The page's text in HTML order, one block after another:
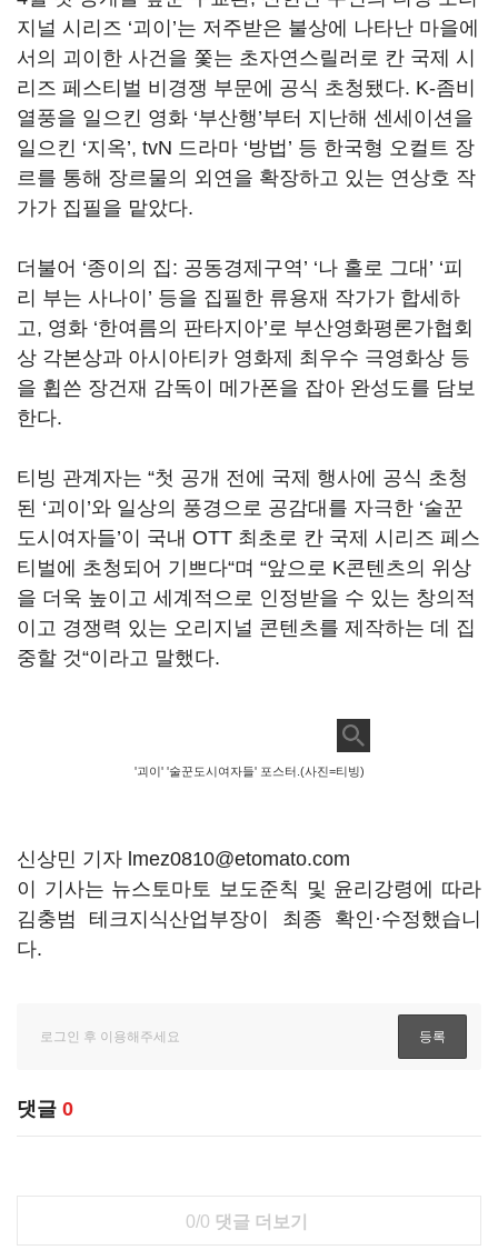
지널 시리즈 ‘괴이 ’는 저주받은 불상에 나타난 마을에
서의 괴이한 사건을 쫓는 초자연스릴러로 칸 국제 시
리즈 페스티벌 비경쟁 부문에 공식 초청됐다. K-좀비
열풍을 일으킨 영화 ‘부산행’부터 지난해 센세이션을
일으킨 ‘지옥’, tvN 드라마 ‘방법 ’ 등 한국형 오컬트 장
르를 통해 장르물의 외연을 확장하고 있는 연상호 작
가가 집필을 맡았다.
더불어 ‘종이의 집 : 공동경제구역’ ‘나 홀로 그대 ’ ‘피
리 부는 사나이 ’ 등을 집필한 류용재 작가가 합세하
고, 영화 ‘한여름의 판타지아’로 부산영화평론가협회
상 각본상과 아시아티카 영화제 최우수 극영화상 등
을 휩쓴 장건재 감독이 메가폰을 잡아 완성도를 담보
한다.
티빙 관계자는 “첫 공개 전에 국제 행사에 공식 초청
된 ‘괴이 ’와 일상의 풍경으로 공감대를 자극한 ‘술꾼
도시여자들’이 국내 OTT 최초로 칸 국제 시리즈 페스
티벌에 초청되어 기쁘다“며 “앞으로 K콘텐츠의 위상
을 더욱 높이고 세계적으로 인정받을 수 있는 창의적
이고 경쟁력 있는 오리지널 콘텐츠를 제작하는 데 집
중할 것“이라고 말했다.
'괴이' '술꾼도시여자들' 포스터.(사진=티빙)
신상민 기자 lmez0810@etomato.com
이 기사는 뉴스토마토 보도준칙 및 윤리강령에 따라
김충범 테크지식산업부장이 최종 확인·수정했습니
다.
댓글 0
0/0 댓글 더보기